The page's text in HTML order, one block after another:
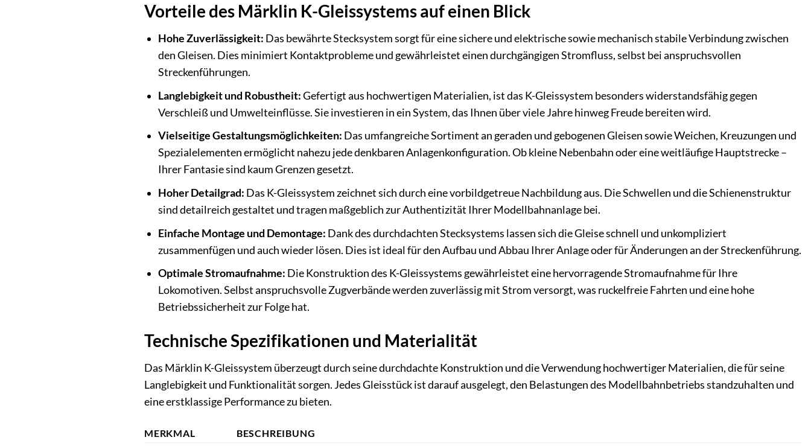
Vorteile des Märklin K-Gleissystems auf einen Blick
Hohe Zuverlässigkeit: Das bewährte Stecksystem sorgt für eine sichere und elektrische sowie mechanisch stabile Verbindung zwischen
den Gleisen. Dies minimiert Kontaktprobleme und gewährleistet einen durchgängigen Stromfluss, selbst bei anspruchsvollen
Streckenführungen.
Langlebigkeit und Robustheit:Gefertigt aus hochwertigen Materialien, ist das K-Gleissystem besonders widerstandsfähig gegen
Verschleiß und Umwelteinflüsse. Sie investieren in ein System, das Ihnen über viele Jahre hinweg Freude bereiten wird.
Vielseitige Gestaltungsmöglichkeiten: Das umfangreiche Sortiment an geraden und gebogenen Gleisen sowie Weichen, Kreuzungen und
Spezialelementen ermöglicht nahezu jede denkbaren Anlagenkonfiguration. Ob kleine Nebenbahn oder eine weitläufige Hauptstrecke –
Ihrer Fantasie sind kaum Grenzen gesetzt.
Hoher Detailgrad: Das K-Gleissystem zeichnet sich durch eine vorbildgetreue Nachbildung aus. Die Schwellen und die Schienenstruktur
sind detailreich gestaltet und tragen maßgeblich zur Authentizität Ihrer Modellbahnanlage bei.
Einfache Montage und Demontage: Dank des durchdachten Stecksystems lassen sich die Gleise schnell und unkompliziert
zusammenfügen und auch wieder lösen. Dies ist ideal für den Aufbau und Abbau Ihrer Anlage oder für Änderungen an der Streckenführung.
Optimale Stromaufnahme: Die Konstruktion des K-Gleissystems gewährleistet eine hervorragende Stromaufnahme für Ihre
Lokomotiven. Selbst anspruchsvolle Zugverbände werden zuverlässig mit Strom versorgt, was ruckelfreie Fahrten und eine hohe
Betriebssicherheit zur Folge hat.
Technische Spezifikationen und Materialität
Das Märklin K-Gleissystem überzeugt durch seine durchdachte Konstruktion und die Verwendung hochwertiger Materialien, die für seine
Langlebigkeit und Funktionalität sorgen. Jedes Gleisstück ist darauf ausgelegt, den Belastungen des Modellbahnbetriebs standzuhalten und
eine erstklassige Performance zu bieten.
MERKMAL BESCHREIBUNG